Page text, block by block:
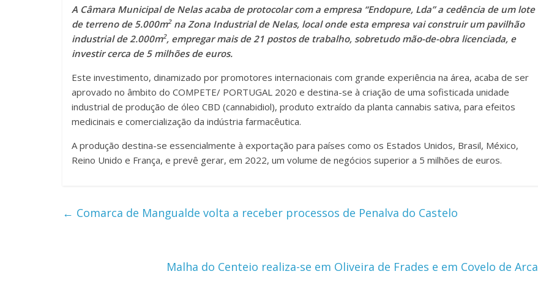
A Câmara Municipal de Nelas acaba de protocolar com a empresa “Endopure, Lda” a cedência de um lote
de terreno de 5.000m2na Zona Industrial de Nelas, local onde esta empresa vai construir um pavilhão
industrial de 2.000m2, empregar mais de 21 postos de trabalho, sobretudo mão-de-obra licenciada, e
investir cerca de 5 milhões de euros.
Este investimento, dinamizado por promotores internacionais com grande experiência na área, acaba de ser
aprovado no âmbito do COMPETE/ PORTUGAL 2020 e destina-se à criação de uma sofisticada unidade
industrial de produção de óleo CBD (cannabidiol), produto extraído da planta cannabis sativa, para efeitos
medicinais e comercialização da indústria farmacêutica.
A produção destina-se essencialmente à exportação para países como os Estados Unidos, Brasil, México,
Reino Unido e França, e prevê gerar, em 2022, um volume de negócios superior a 5 milhões de euros.
← Comarca de Mangualde volta a receber processos de Penalva do Castelo
Malha do Centeio realiza-se em Oliveira de Frades e em Covelo de Arca